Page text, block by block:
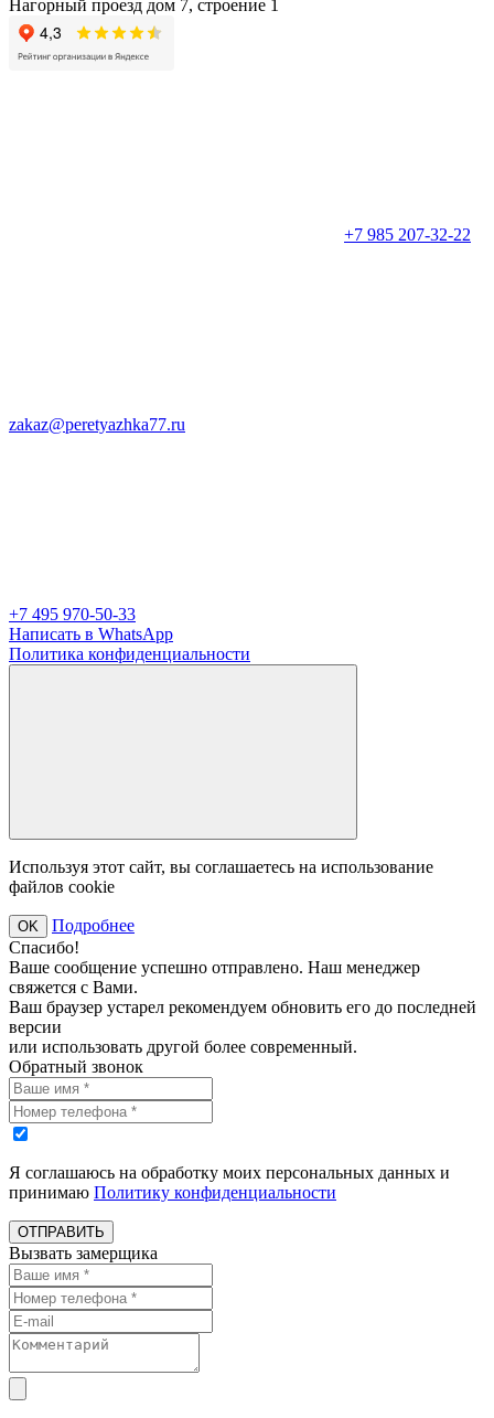
Нагорный проезд дом 7, строение 1
+7 985 207-32-22
zakaz@peretyazhka77.ru
+7 495 970-50-33
Написать в WhatsApp
Политика конфиденциальности
Используя этот сайт, вы соглашаетесь на использование
файлов cookie
OK
Подробнее
Спасибо!
Ваше сообщение успешно отправлено. Наш менеджер
свяжется с Вами.
Ваш браузер устарел рекомендуем обновить его до последней
версии
или использовать другой более современный.
Обратный звонок
Я соглашаюсь на обработку моих персональных данных и
принимаю Политику конфиденциальности
ОТПРАВИТЬ
Вызвать замерщика